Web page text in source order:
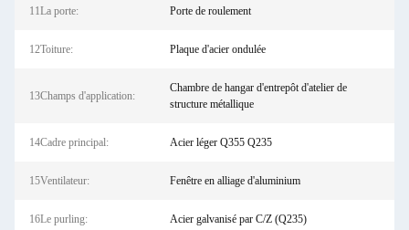
11La porte: Porte de roulement
12Toiture: Plaque d'acier ondulée
13Champs d'application:
Chambre de hangar d'entrepôt d'atelier de
structure métallique
14Cadre principal: Acier léger Q355 Q235
15Ventilateur: Fenêtre en alliage d'aluminium
16Le purling: Acier galvanisé par C/Z (Q235)